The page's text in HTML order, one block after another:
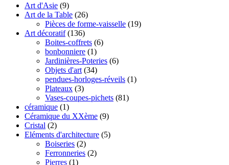
Art d'Asie (9)
Art de la Table (26)
Pièces de forme-vaisselle (19)
Art décoratif (136)
Boites-coffrets (6)
bonbonniere (1)
Jardinières-Poteries (6)
Objets d'art (34)
pendues-horloges-réveils (1)
Plateaux (3)
Vases-coupes-pichets (81)
céramique (1)
Céramique du XXème (9)
Cristal (2)
Eléments d'architecture (5)
Boiseries (2)
Ferronneries (2)
Pierres (1)